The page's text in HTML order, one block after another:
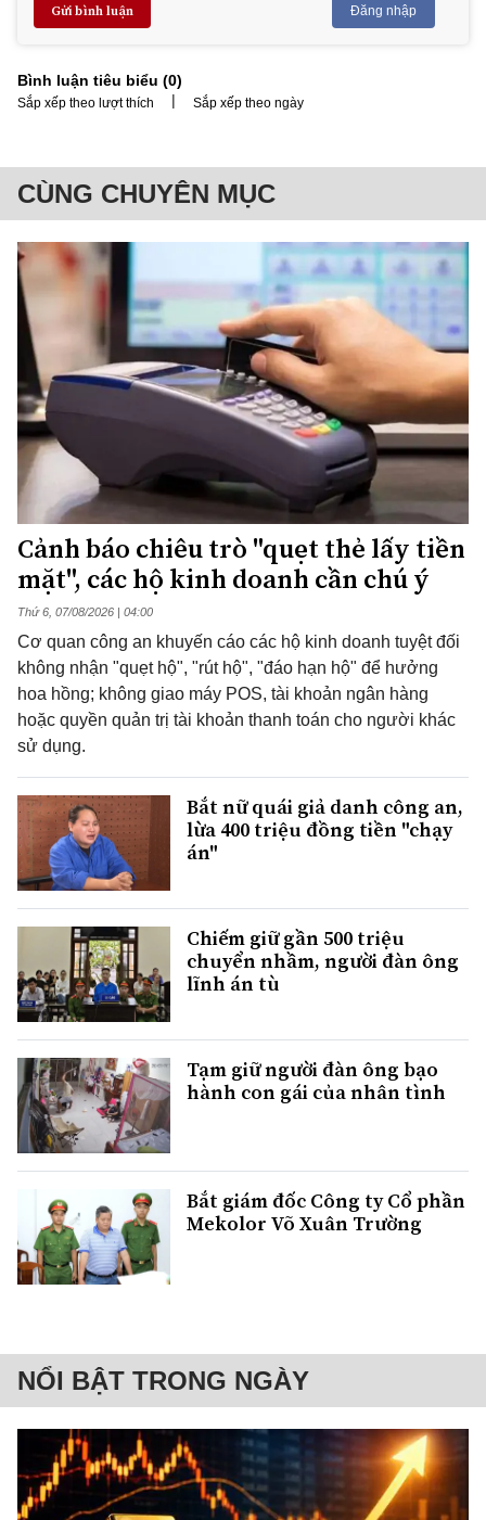
Gửi bình luận Đăng nhập
Bình luận tiêu biểu (0)
Sắp xếp theo lượt thích | Sắp xếp theo ngày
CÙNG CHUYÊN MỤC
Cảnh báo chiêu trò "quẹt thẻ lấy tiền
mặt", các hộ kinh doanh cần chú ý
Thứ 6, 07/08/2026 | 04:00
Cơ quan công an khuyến cáo các hộ kinh doanh tuyệt đối
không nhận "quẹt hộ", "rút hộ", "đáo hạn hộ" để hưởng
hoa hồng; không giao máy POS, tài khoản ngân hàng
hoặc quyền quản trị tài khoản thanh toán cho người khác
sử dụng.
Bắt nữ quái giả danh công an,
lừa 400 triệu đồng tiền "chạy
án"
Chiếm giữ gần 500 triệu
chuyển nhầm, người đàn ông
lĩnh án tù
Tạm giữ người đàn ông bạo
hành con gái của nhân tình
Bắt giám đốc Công ty Cổ phần
Mekolor Võ Xuân Trường
NỔI BẬT TRONG NGÀY